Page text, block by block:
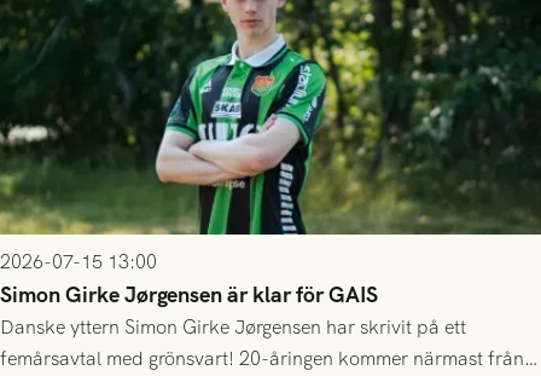
2026-07-15 13:00
Simon Girke Jørgensen är klar för GAIS
Danske yttern Simon Girke Jørgensen har skrivit på ett
femårsavtal med grönsvart! 20-åringen kommer närmast från